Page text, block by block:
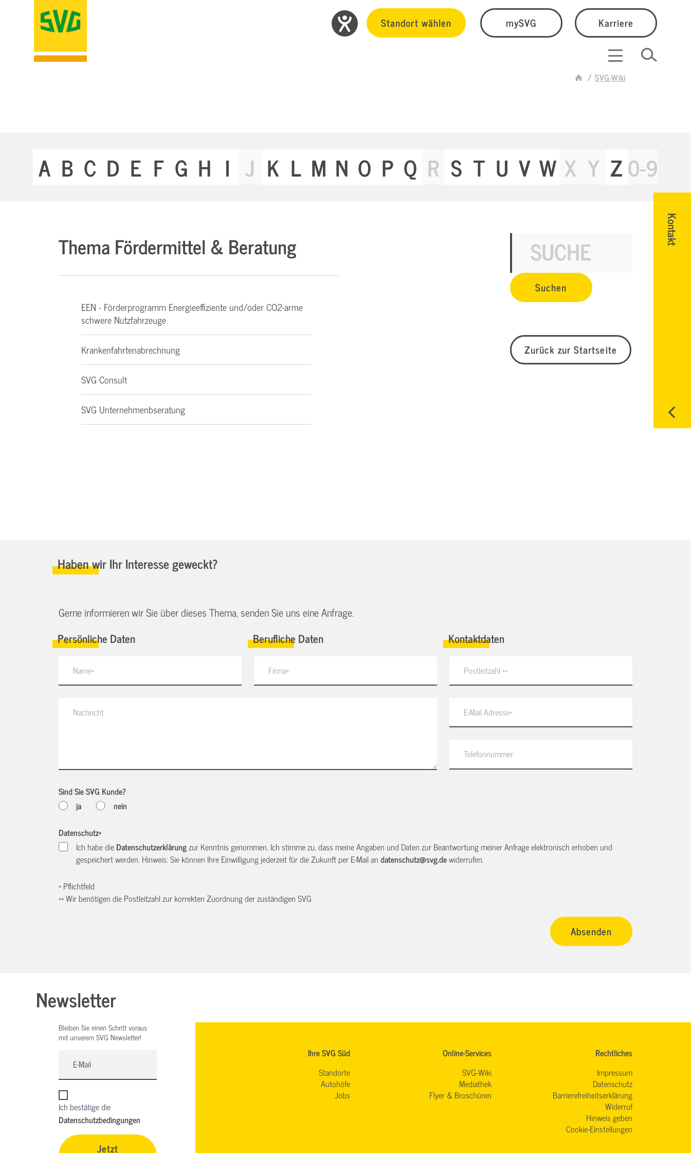
Standort wählen mySVG Karriere
SVG-Wiki
Kontakt
A B C D E F G H I J K L M N O P Q R S T U V W X Y Z0-9
Thema Fördermittel & Beratung
EEN - Förderprogramm Energieeffiziente und/oder CO2-arme
schwere Nutzfahrzeuge
Krankenfahrtenabrechnung
SVG Consult
SVG Unternehmenbseratung
Zurück zur Startseite
Haben wir Ihr Interesse geweckt?
Gerne informieren wir Sie über dieses Thema, senden Sie uns eine Anfrage.
Persönliche Daten Berufliche Daten Kontaktdaten
Sind Sie SVG Kunde?
ja
nein
Datenschutz*
Ich habe dieDatenschutzerklärungzur Kenntnis genommen. Ich stimme zu, dass meine Angaben und Daten zur Beantwortung meiner Anfrage elektronisch erhoben und
gespeichert werden. Hinweis: Sie können Ihre Einwilligung jederzeit für die Zukunft per E-Mail andatenschutz@svg.dewiderrufen.
* Pflichtfeld
** Wir benötigen die Postleitzahl zur korrekten Zuordnung der zuständigen SVG
Newsletter
Bleiben Sie einen Schritt voraus
mit unserem SVG Newsletter!
Ich bestätige die
Datenschutzbedingungen
Jetzt
Ihre SVG Süd
Standorte
Autohöfe
Jobs
Online-Services
SVG-Wiki
Mediathek
Flyer & Broschüren
Rechtliches
Impressum
Datenschutz
Barrierefreiheitserklärung
Widerruf
Hinweis geben
Cookie-Einstellungen